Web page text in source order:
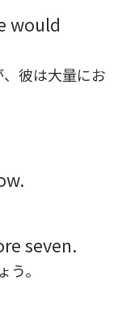
would
彼は大量にお
seven.
。